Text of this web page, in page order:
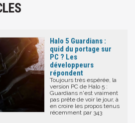
Halo 5 Guardians :
quid du portage sur
PC ? Les
développeurs
répondent
Toujours très espérée, la
version PC de Halo 5 :
Guardians n'est vraiment
pas prête de voir le jour, à
en croire les propos tenus
récemment par 343